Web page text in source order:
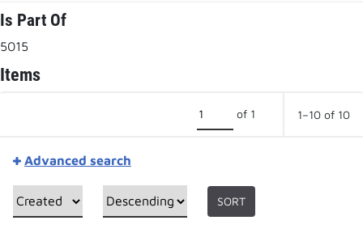
Is Part Of
5015
Items
of 1 1–10 of 10
Advanced search
SORT